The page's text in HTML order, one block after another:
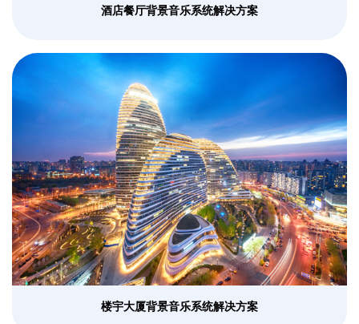
酒店餐厅背景音乐系统解决方案
楼宇大厦背景音乐系统解决方案